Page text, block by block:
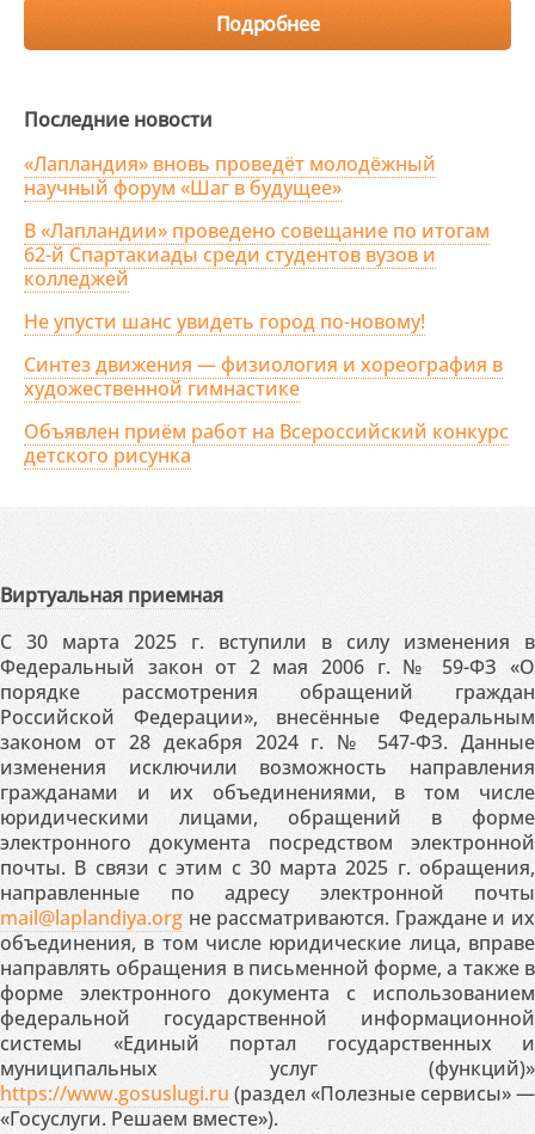
Подробнее
Последние новости
«Лапландия» вновь проведёт молодёжный
научный форум «Шаг в будущее»
В «Лапландии» проведено совещание по итогам
62-й Спартакиады среди студентов вузов и
колледжей
Не упусти шанс увидеть город по-новому!
Синтез движения — физиология и хореография в
художественной гимнастике
Объявлен приём работ на Всероссийский конкурс
детского рисунка
Виртуальная приемная
С 30 марта 2025 г. вступили в силу изменения в
Федеральный закон от 2 мая 2006 г. № 59-ФЗ «О
порядке рассмотрения обращений граждан
Российской Федерации», внесённые Федеральным
законом от 28 декабря 2024 г. № 547-ФЗ. Данные
изменения исключили возможность направления
гражданами и их объединениями, в том числе
юридическими лицами, обращений в форме
электронного документа посредством электронной
почты. В связи с этим с 30 марта 2025 г. обращения,
направленные по адресу электронной почты
mail@laplandiya.org не рассматриваются. Граждане и их
объединения, в том числе юридические лица, вправе
направлять обращения в письменной форме, а также в
форме электронного документа с использованием
федеральной государственной информационной
системы «Единый портал государственных и
муниципальных услуг (функций)»
https://www.gosuslugi.ru (раздел «Полезные сервисы» —
«Госуслуги. Решаем вместе»).